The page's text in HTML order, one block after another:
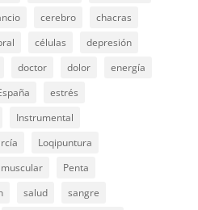
cerebro
chacras
células
depresión
doctor dolor
energía
estrés
Instrumental
Loqipuntura
muscular
Penta
salud
sangre